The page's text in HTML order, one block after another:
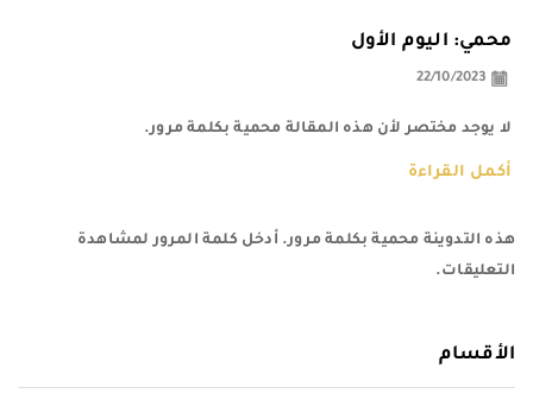
محمي: اليوم الأول
لا يوجد مختصر لأن هذه المقالة محمية بكلمة مرور.
أكمل القراءة
هذه التدوينة محمية بكلمة مرور. أدخل كلمة المرور لمشاهدة
التعليقات.
الأقسام